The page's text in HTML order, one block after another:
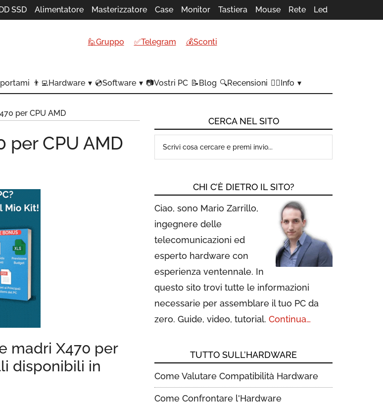
SSD Alimentatore Masterizzatore Case Monitor Tastiera Mouse Rete Led
🙋Gruppo ✅Telegram 💰Sconti
👨‍💻Hardware 💿Software 📷Vostri PC 📝Blog 🔍Recensioni 🙋‍♂️Info
per CPU AMD
per CPU AMD
madri X470 per
disponibili in
CERCA NEL SITO
CHI C’È DIETRO IL SITO?
Ciao, sono Mario Zarrillo,
ingegnere delle
telecomunicazioni ed
esperto hardware con
esperienza ventennale. In
questo sito trovi tutte le informazioni
necessarie per assemblare il tuo PC da
zero. Guide, video, tutorial. Continua…
TUTTO SULL’HARDWARE
Come Valutare Compatibilità Hardware
Come Confrontare l'Hardware